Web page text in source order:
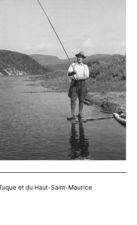
et du Haut-Saint-Maurice